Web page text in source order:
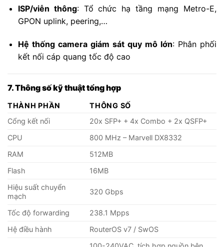
ISP/viễn thông: Tổ chức hạ tầng mạng Metro-E,
GPON uplink, peering,…
Hệ thống camera giám sát quy mô lớn: Phân phối
kết nối cáp quang tốc độ cao
7. Thông số kỹ thuật tổng hợp
THÀNH PHẦN
THÔNG SỐ
Cổng kết nối
20x SFP+ + 4x Combo + 2x QSFP+
CPU
800 MHz – Marvell DX8332
RAM
512MB
Flash
16MB
Hiệu suất chuyển
mạch
320 Gbps
Tốc độ forwarding
238.1 Mpps
Hệ điều hành
RouterOS v7 / SwOS